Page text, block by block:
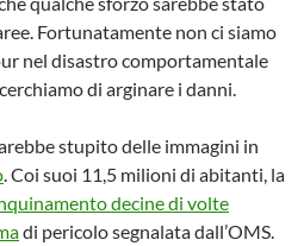
Fortunatamente non ci siamo
nel disastro comportamentale
di arginare i danni.
stupito delle immagini in
. Coi suoi 11,5 milioni di abitanti, la
decine di volte
di pericolo segnalata dall’OMS.